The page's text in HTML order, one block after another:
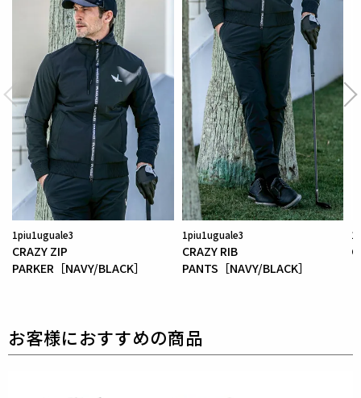
【ワッペンロゴに関するご注意】
本製品に使用しているワッペンロゴ(鶴+113G)は熱圧
着加工にて取り付けを行っておりますが、上質な生地
を採用している為、素材特有の滑らかさや洗濯環境の
影響により まれにワッペンが剥がれやすくなる場合が
ございます。
※万が一剥がれが生じた場合は、弊社にて修理対応を
承りますのでお気軽にご連絡ください。
素材
表地 : ナイロン85% ポリウレタン15%
中綿 : ポリエステル100%
1piu1uguale3
CRAZY ZIP
PARKER［NAVY/BLACK］
1piu1uguale3
CRAZY RIB
PANTS［NAVY/BLACK］